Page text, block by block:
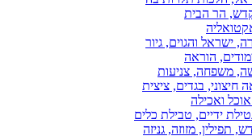
הר הבית
ישראל והגוים, גיור
הוראה
משפחה, צניעות
חיצוני, בגדים, ציצית
ואכילה
ידיים, טבילת כלים
תפילין, מזוזה, גניזה